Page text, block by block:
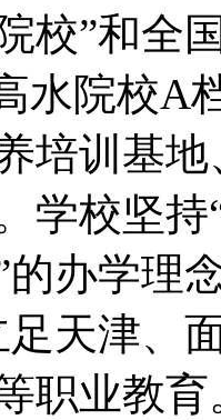
校”和全
水院校A
培训基
学校坚
办学理
足天津、
职业教